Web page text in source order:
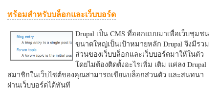
พร้อมสำหรับบล็อกและเว็บบอร์ด
Drupal เป็น CMS ที่ออกแบบมาเพื่อเว็บชุมชน
ขนาดใหญ่เป็นเป้าหมายหลัก Drupal จึงมีรวม
ส่วนของเว็บบล็อกและเว็บบอร์ดมาให้ในตัว
โดยไม่ต้องติดตั้งอะไรเพิ่ม เติม แค่ลง Drupal
สมาชิกในเว็บไซต์ของคุณสามารถเขียนบล็อกส่วนตัว และสนทนา
ผ่านเว็บบอร์ดได้ทันที